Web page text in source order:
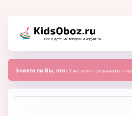
Всё о детских товарах и игрушках
Знаете ли Вы, что: Уже можно скачать новый номер